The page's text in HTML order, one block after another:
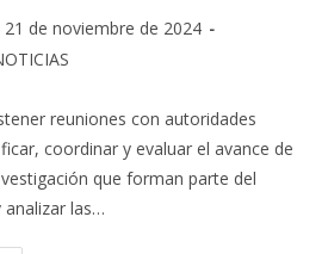
21 de noviembre de 2024
reuniones con autoridades
coordinar y evaluar el avance de
que forman parte del
analizar las…